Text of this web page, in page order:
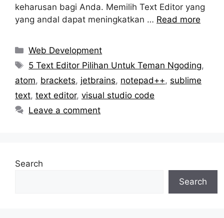
keharusan bagi Anda. Memilih Text Editor yang
yang andal dapat meningkatkan … Read more
Categories
Web Development
Tags
5 Text Editor Pilihan Untuk Teman Ngoding,
atom, brackets, jetbrains, notepad++, sublime
text, text editor, visual studio code
Leave a comment
Search
Search